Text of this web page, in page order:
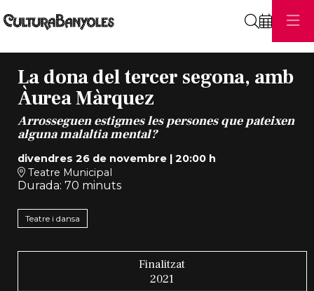
La dona del tercer segona, amb
Àurea Màrquez
Arrosseguen estigmes les persones que pateixen
alguna malaltia mental?
divendres 26 de novembre| 20:00 h
Teatre Municipal
Durada: 70 minuts
Teatre i dansa
Finalitzat
2021